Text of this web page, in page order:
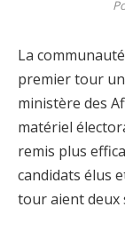
La
premier tour
ministère des
matériel
remis plus
candidats élus
tour aient deux